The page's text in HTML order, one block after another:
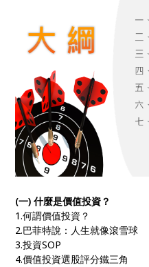
(一) 什麼是價值投資？
1.何謂價值投資？
2.巴菲特說：人生就像滾雪球
3.投資SOP
4.價值投資選股評分鐵三角